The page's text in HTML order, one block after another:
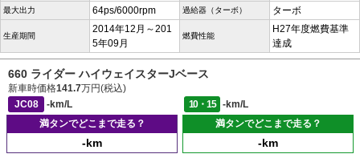
最大出力 64ps/6000rpm 過給器（ターボ） ターボ
生産期間
2014年12月～201
5年09月
燃費性能
H27年度燃費基準
達成
660 ライダー ハイウェイスターJベース
新車時価格141.7万円(税込)
JC08
-km/L 10・15
-km/L
満タンでどこまで走る？
-km
満タンでどこまで走る？
-km